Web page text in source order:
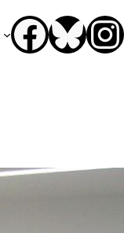
FACEBOOK
BLUESKY